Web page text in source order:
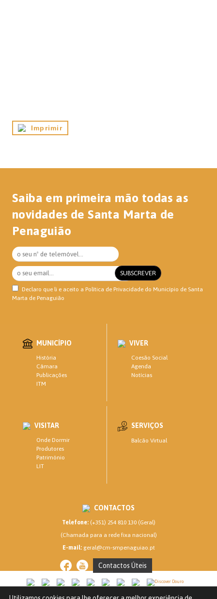
Imprimir
Saiba em primeira mão todas as
novidades de Santa Marta de
Penaguião
Declaro que li e aceito a Política de Privacidade do Município de Santa
Marta de Penaguião
MUNICÍPIO
História
Câmara
Publicações
ITM
VIVER
Coesão Social
Agenda
Notícias
VISITAR
Onde Dormir
Produtores
Património
LIT
SERVIÇOS
Balcão Virtual
CONTACTOS
Telefone:(+351) 254 810 130 (Geral)
(Chamada para a rede fixa nacional)
E-mail:geral@cm-smpenaguiao.pt
Contactos Úteis
CM SANTA MARTA DE PENAGUIÃO © 2020